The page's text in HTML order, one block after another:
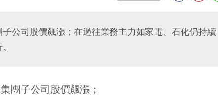
公司股價飆漲；在過往業務主力如家電、石化仍持續
團子公司股價飆漲；